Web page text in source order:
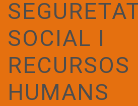
SOCIAL I
RECURSOS
HUMANS